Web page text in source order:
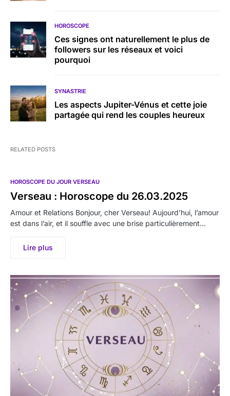
HOROSCOPE
Ces signes ont naturellement le plus de
followers sur les réseaux et voici
pourquoi
SYNASTRIE
Les aspects Jupiter-Vénus et cette joie
partagée qui rend les couples heureux
RELATED POSTS
HOROSCOPE DU JOUR VERSEAU
Verseau : Horoscope du 26.03.2025
Amour et Relations Bonjour, cher Verseau! Aujourd’hui, l’amour
est dans l’air, et il souffle avec une brise particulièrement…
Lire plus